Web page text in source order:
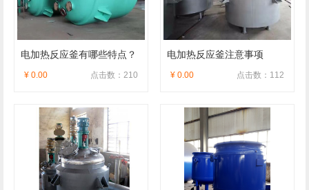
电加热反应釜有哪些特点？
点击数：210
¥ 0.00
电加热反应釜注意事项
点击数：112
¥ 0.00